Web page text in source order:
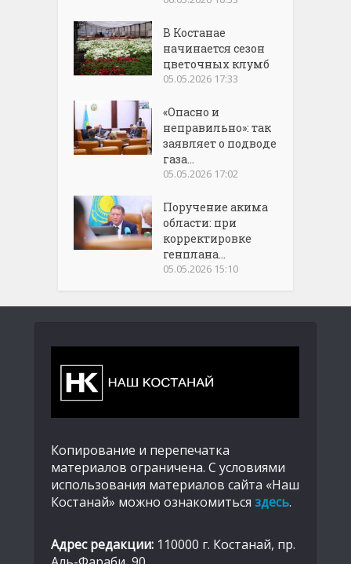
В Костанае
начинается сезон
цветочных клумб
05.05.2026 17:33
«Опасно и
неправильно»: так
заявляет о подводе
газа...
05.05.2026 17:02
Поручение акима
области: при
корректировке
генплана...
05.05.2026 15:10
Копирование и перепечатка
материалов ограничена. С условиями
использования материалов сайта «Наш
Костанай» можно ознакомиться здесь.
Адрес редакции: 110000 г. Костанай, пр.